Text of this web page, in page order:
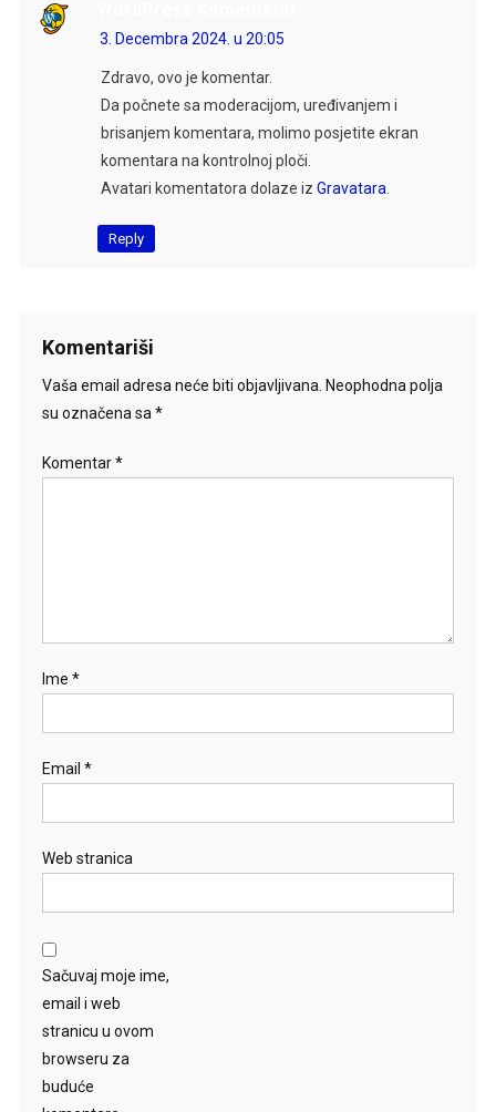
3. Decembra 2024. u 20:05
Zdravo, ovo je komentar.
Da počnete sa moderacijom, uređivanjem i
brisanjem komentara, molimo posjetite ekran
komentara na kontrolnoj ploči.
Avatari komentatora dolaze iz Gravatara.
Reply
Komentariši
Vaša email adresa neće biti objavljivana. Neophodna polja
su označena sa*
Komentar*
Ime *
Email *
Web stranica
Sačuvaj moje ime,
email i web
stranicu u ovom
browseru za
buduće